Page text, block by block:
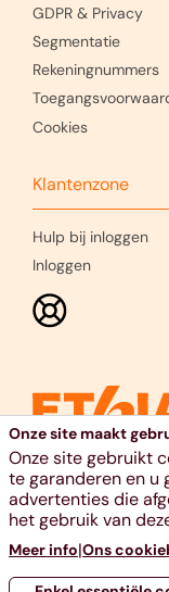
GDPR & Privacy
Segmentatie
Rekeningnummers
Cookies
Klantenzone
Hulp bij inloggen
Inloggen
Ethias nv, voie
BE 0404.484.654
Onze site maakt
Onze site gebruikt
te garanderen en u
advertenties die
het gebruik van
Meer info|Ons